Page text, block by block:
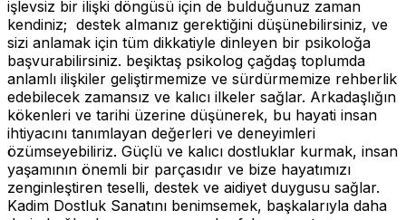
işlevsiz bir ilişki döngüsü için de bulduğunuz zaman
kendiniz; destek almanız gerektiğini düşünebilirsiniz, ve
sizi anlamak için tüm dikkatiyle dinleyen bir psikoloğa
başvurabilirsiniz. beşiktaş psikolog çağdaş toplumda
anlamlı ilişkiler geliştirmemize ve sürdürmemize rehberlik
edebilecek zamansız ve kalıcı ilkeler sağlar. Arkadaşlığın
kökenleri ve tarihi üzerine düşünerek, bu hayati insan
ihtiyacını tanımlayan değerleri ve deneyimleri
özümseyebiliriz. Güçlü ve kalıcı dostluklar kurmak, insan
yaşamının önemli bir parçasıdır ve bize hayatımızı
zenginleştiren teselli, destek ve aidiyet duygusu sağlar.
Kadim Dostluk Sanatını benimsemek, başkalarıyla daha